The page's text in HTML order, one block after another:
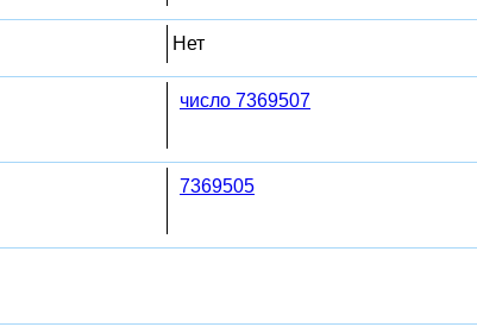
Нет
число 7369507
7369505